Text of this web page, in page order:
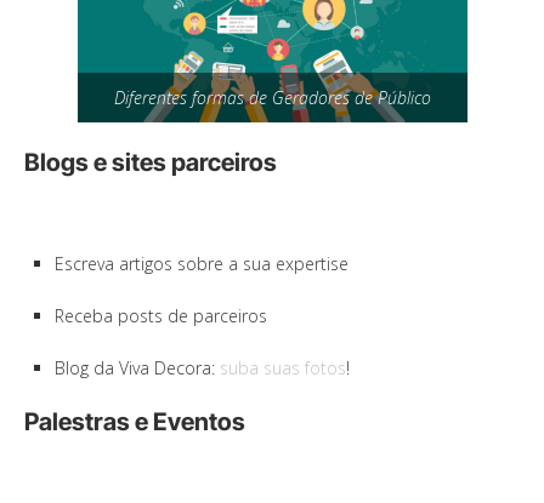
Diferentes formas de Geradores de Público
Blogs e sites parceiros
Escreva artigos sobre a sua expertise
Receba posts de parceiros
Blog da Viva Decora: suba suas fotos!
Palestras e Eventos